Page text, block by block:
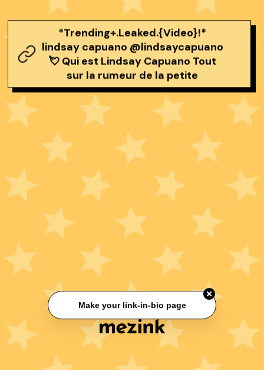
*Trending+.Leaked.{Video}!*
lindsay capuano @lindsaycapuano
💘 Qui est Lindsay Capuano Tout
sur la rumeur de la petite
Make your link-in-bio page